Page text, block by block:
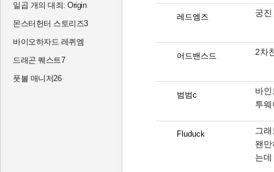
일곱 개의 대죄: Origin
몬스터헌터 스토리즈3
바이오하자드 레퀴엠
드래곤 퀘스트7
풋볼 매니저26
레드엠즈 궁
어드밴스드 2차
범범c
바
투
Fluduck
그
왠
는데